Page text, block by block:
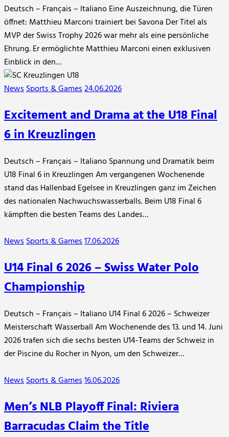
Deutsch – Français – Italiano Eine Auszeichnung, die Türen
öffnet: Matthieu Marconi trainiert bei Savona Der Titel als
MVP der Swiss Trophy 2026 war mehr als eine persönliche
Ehrung. Er ermöglichte Matthieu Marconi einen exklusiven
Einblick in den…
NewsSports & Games24.06.2026
Excitement and Drama at the U18 Final
6 in Kreuzlingen
Deutsch – Français – Italiano Spannung und Dramatik beim
U18 Final 6 in Kreuzlingen Am vergangenen Wochenende
stand das Hallenbad Egelsee in Kreuzlingen ganz im Zeichen
des nationalen Nachwuchswasserballs. Beim U18 Final 6
kämpften die besten Teams des Landes…
NewsSports & Games17.06.2026
U14 Final 6 2026 – Swiss Water Polo
Championship
Deutsch – Français – Italiano U14 Final 6 2026 – Schweizer
Meisterschaft Wasserball Am Wochenende des 13. und 14. Juni
2026 trafen sich die sechs besten U14-Teams der Schweiz in
der Piscine du Rocher in Nyon, um den Schweizer…
NewsSports & Games16.06.2026
Men’s NLB Playoff Final: Riviera
Barracudas Claim the Title